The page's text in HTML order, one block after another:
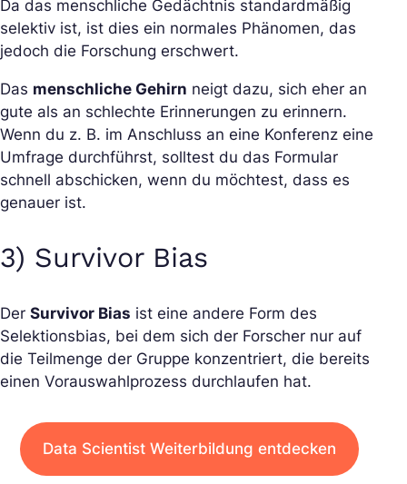
Da das menschliche Gedächtnis standardmäßig
selektiv ist, ist dies ein normales Phänomen, das
jedoch die Forschung erschwert.
Das menschliche Gehirn neigt dazu, sich eher an
gute als an schlechte Erinnerungen zu erinnern.
Wenn du z. B. im Anschluss an eine Konferenz eine
Umfrage durchführst, solltest du das Formular
schnell abschicken, wenn du möchtest, dass es
genauer ist.
3) Survivor Bias
Der Survivor Bias ist eine andere Form des
Selektionsbias, bei dem sich der Forscher nur auf
die Teilmenge der Gruppe konzentriert, die bereits
einen Vorauswahlprozess durchlaufen hat.
Data Scientist Weiterbildung entdecken